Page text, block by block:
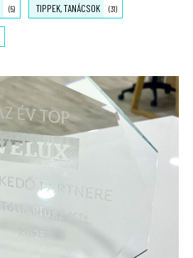
(5) TIPPEK, TANÁCSOK (31)